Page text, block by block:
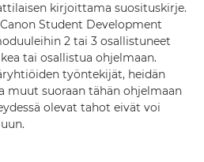
kirjoittama suosituskirje.
Student Development
2 tai 3 osallistuneet
tai osallistua ohjelmaan.
työntekijät, heidän
muut suoraan tähän ohjelmaan
olevat tahot eivät voi